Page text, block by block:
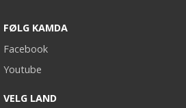
FØLG KAMDA
Facebook
Youtube
VELG LAND